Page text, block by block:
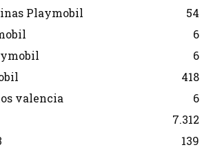
Playmobil
54
6
6
418
valencia
6
7.312
139